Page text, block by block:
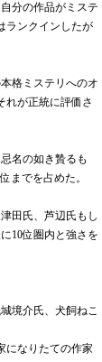
分の作品がミステ
ランクインしたが
格ミステリへのオ
れが正統に評価さ
名の如き贄るも
までを占めた。
田氏、芦辺氏もし
10位圏内と強さを
境介氏、犬飼ねこ
になりたての作家